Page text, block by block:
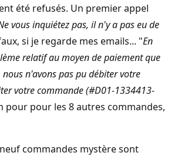
été refusés. Un premier appel
vous inquiétez pas, il n'y a pas eu de
si je regarde mes emails... "En
relatif au moyen de paiement que
n'avons pas pu débiter votre
votre commande (#D01-1334413-
pour pour les 8 autres commandes,
commandes mystère sont